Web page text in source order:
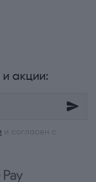
акции:
и согласен с